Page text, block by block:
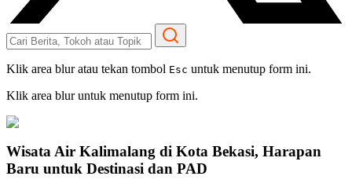
Klik area blur atau tekan tombol Esc untuk menutup form ini.
Klik area blur untuk menutup form ini.
Wisata Air Kalimalang di Kota Bekasi, Harapan
Baru untuk Destinasi dan PAD